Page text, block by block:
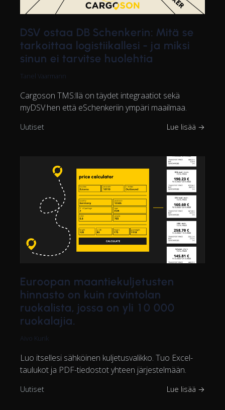
DSV ostaa DB Schenkerin: Mitä se
tarkoittaa logistiikallesi - ja miksi
sinun ei tarvitse huolehtia
Tanel Vaarmann
Cargoson TMS:llä on täydet integraatiot sekä
myDSV:hen että eSchenkeriin ympäri maailmaa.
Uutiset Lue lisää →
Euroopan maantiekuljetusten
hinnasto on kuin ravintolan
ruokalista, jossa on yli 10 000
ruokalajia.
Aivo Kurik
Luo itsellesi sähköinen kuljetusvalikko. Tuo Excel-
taulukot ja PDF-tiedostot yhteen järjestelmään.
Uutiset Lue lisää →